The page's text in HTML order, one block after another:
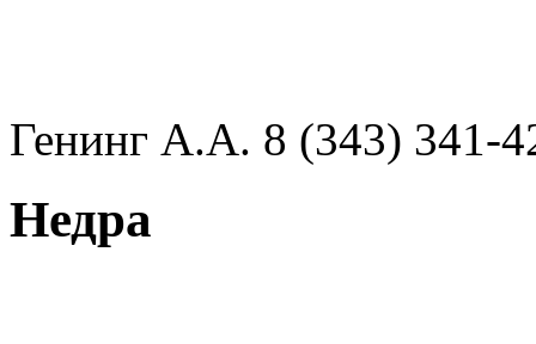
Генинг А.А. 8 (343) 341-
Недра